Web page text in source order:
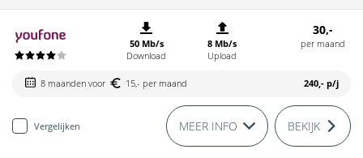
50 Mb/s
Download
8 Mb/s
Upload
30,-
per maand
8 maanden voor 15,- per maand 240,- p/j
Vergelijken MEER INFO BEKIJK